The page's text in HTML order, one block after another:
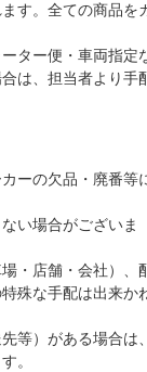
す。全ての商品を
ター便・車両指定
は、担当者より手
ーの欠品・廃番等
い場合がございま
・店舗・会社）、
殊な手配は出来か
等）がある場合は
。